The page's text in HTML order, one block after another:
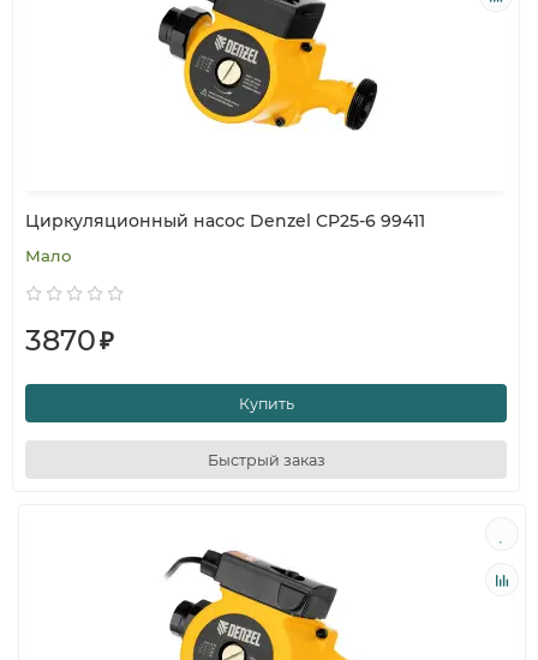
Циркуляционный насос Denzel CP25-6 99411
Мало
3870₽
Купить
Быстрый заказ